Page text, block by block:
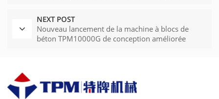
NEXT POST
Nouveau lancement de la machine à blocs de
béton TPM10000G de conception améliorée